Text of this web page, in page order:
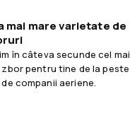
mai mare varietate de
în câteva secunde cel mai
zbor pentru tine de la peste
companii aeriene.